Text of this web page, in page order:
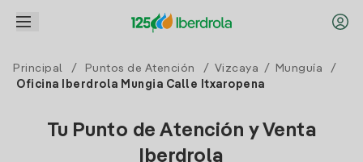
Principal / Puntos de Atención / Vizcaya / Munguía
/
Oficina Iberdrola Mungia Calle Itxaropena
Tu Punto de Atención y Venta
Iberdrola